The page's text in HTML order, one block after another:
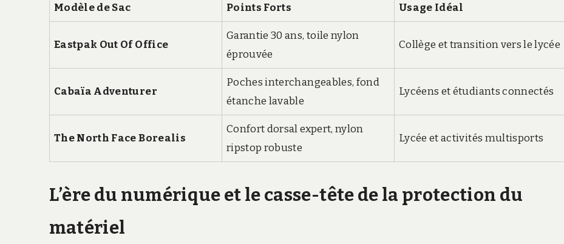
Modèle de Sac Points Forts Usage Idéal
Eastpak Out Of Office
Garantie 30 ans, toile nylon
éprouvée
Collège et transition vers le lycée
Cabaïa Adventurer
Poches interchangeables, fond
étanche lavable
Lycéens et étudiants connectés
The North Face Borealis
Confort dorsal expert, nylon
ripstop robuste
Lycée et activités multisports
L’ère du numérique et le casse-tête de la protection du
matériel